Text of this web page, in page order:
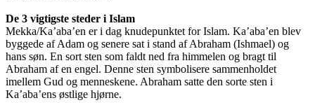
De 3 vigtigste steder i Islam
Mekka/Ka’aba’en er i dag knudepunktet for Islam. Ka’aba’en blev
byggede af Adam og senere sat i stand af Abraham (Ishmael) og
hans søn. En sort sten som faldt ned fra himmelen og bragt til
Abraham af en engel. Denne sten symbolisere sammenholdet
imellem Gud og menneskene. Abraham satte den sorte sten i
Ka’aba’ens østlige hjørne.